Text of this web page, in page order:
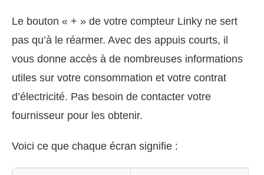
Le bouton « + » de votre compteur Linky ne sert
pas qu’à le réarmer. Avec des appuis courts, il
vous donne accès à de nombreuses informations
utiles sur votre consommation et votre contrat
d’électricité. Pas besoin de contacter votre
fournisseur pour les obtenir.
Voici ce que chaque écran signifie :